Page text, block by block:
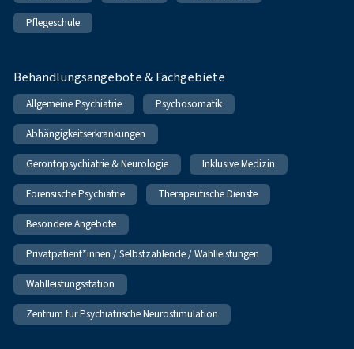
Pflegeschule
Behandlungsangebote & Fachgebiete
Allgemeine Psychiatrie Psychosomatik
Abhängigkeitserkrankungen
Gerontopsychiatrie & Neurologie Inklusive Medizin
Forensische Psychiatrie Therapeutische Dienste
Besondere Angebote
Privatpatient*innen / Selbstzahlende / Wahlleistungen
Wahlleistungsstation
Zentrum für Psychiatrische Neurostimulation